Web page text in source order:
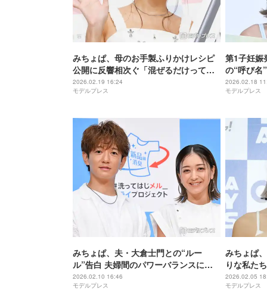
みちょぱ、母のお手製ふりかけレシピ
公開に反響相次ぐ「混ぜるだけって最
高」「簡単なのに本格的そう」
2026.02.19 16:24
モデルプレス
第1子妊娠
の“呼び名
ける様子
2026.02.18
モデルプレス
みちょぱ、夫・大倉士門との“ルー
ル”告白 夫婦間のパワーバランスにも
言及「私が強いって思われがちだけ
ど…」
2026.02.10 16:46
モデルプレス
みちょぱ
りな私た
は、どん
2026.02.05
モデルプレス